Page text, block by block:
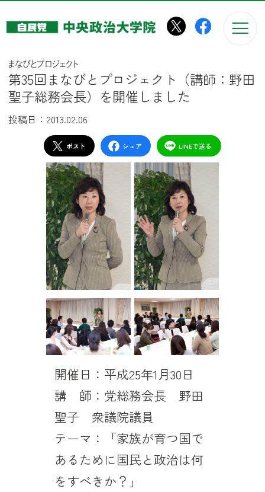
このページの本文へ移動
まなびとプロジェクト
第35回まなびとプロジェクト（講師：野田
聖子総務会長）を開催しました
投稿日：2013.02.06
ポスト シェア LINEで送る
開催日：平成25年1月30日
講 師：党総務会長 野田
聖子 衆議院議員
テーマ：「家族が育つ国で
あるために国民と政治は何
をすべきか？」